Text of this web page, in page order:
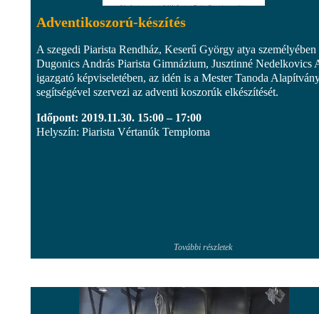
Adventikoszorú-készítés
A szegedi Piarista Rendház, Keserű György atya személyében
Dugonics András Piarista Gimnázium, Jusztinné Nedelkovics
igazgató képviseletében, az idén is a Mester Tanoda
segítségével szervezi az adventi koszorúk elkészítését.
Időpont: 2019.11.30. 15:00 – 17:00
Helyszín: Piarista Vértanúk Temploma
További részletek